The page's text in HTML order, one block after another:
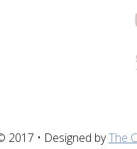
2017 • Designed byThe